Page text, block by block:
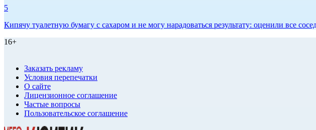
5
Кипячу туалетную бумагу с сахаром и не могу нарадоваться результату: оценили все
16+
Заказать рекламу
Условия перепечатки
О сайте
Лицензионное соглашение
Частые вопросы
Пользовательское соглашение